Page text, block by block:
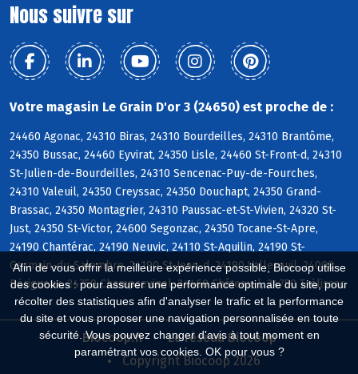
Afin de vous offrir la meilleure expérience possible, Biocoop utilise
des cookies : pour assurer une performance optimale du site, pour
récolter des statistiques afin d'analyser le trafic et la performance
du site et vous proposer une navigation personnalisée en toute
sécurité. Vous pouvez changer d'avis à tout moment en
paramétrant vos cookies. OK pour vous ?
Nous suivre sur
Votre magasin Le Grain D'or 3 (24650) est proche de :
24460 Agonac, 24310 Biras, 24310 Bourdeilles, 24310 Brantôme,
24350 Bussac, 24460 Eyvirat, 24350 Lisle, 24460 St-Front-d, 24310
St-Julien-de-Bourdeilles, 24310 Sencenac-Puy-de-Fourches,
24310 Valeuil, 24350 Creyssac, 24350 Douchapt, 24350 Grand-
Brassac, 24350 Montagrier, 24310 Paussac-et-St-Vivien, 24320 St-
Just, 24350 St-Victor, 24600 Segonzac, 24350 Tocane-St-Apre,
24190 Chantérac, 24190 Neuvic, 24110 St-Aquilin, 24190 St-
Germain-du-Salembre, 24190 St-Jean-d, 24190 Vallereuil, 24000
Périgueux, 24750 Champcevinel, 24460 Château-l, 24750 Trélissac
Biocoop.fr
Le réseau Biocoop
Copyright Biocoop 2026